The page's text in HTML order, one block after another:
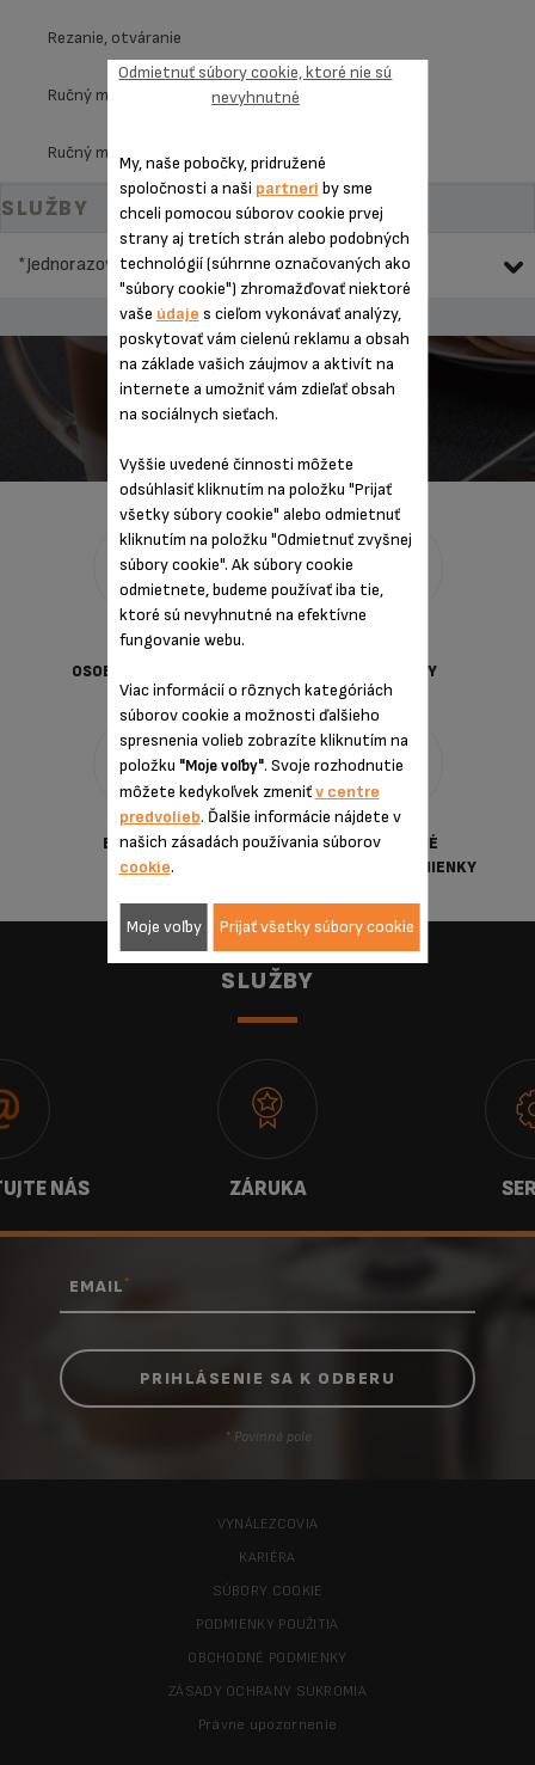
Rezanie, otváranie
Ručný mixér
Ručný mixér
SLUŽBY
*Jednorazová pevná cena opravy
REGISTROVAŤ MÔJ PRODUKT
OCHRANA
OSOBNYCH ÚDAJOV
PODMIENKY
BEZPEČNÁ
PLATBA
VŠEOBECNÉ
OBCHDNÉ PODMIENKY
SLUŽBY
NÁS ZÁRUKA
EMAIL*
* Povinné pole
VYNÁLEZCOVIA
KARIÉRA
SÚBORY COOKIE
PODMIENKY POUŽITIA
OBCHODNÉ PODMIENKY
ZÁSADY OCHRANY SÚKROMIA
Právne upozornenie
My, naše pobočky, pridružené
spoločnosti a naši partneri by sme
chceli pomocou súborov cookie prvej
strany aj tretích strán alebo podobných
technológií (súhrnne označovaných ako
"súbory cookie") zhromažďovať niektoré
vaše údaje s cieľom vykonávať analýzy,
poskytovať vám cielenú reklamu a obsah
na základe vašich záujmov a aktivít na
internete a umožniť vám zdieľať obsah
na sociálnych sieťach.
Vyššie uvedené činnosti môžete
odsúhlasiť kliknutím na položku "Prijať
všetky súbory cookie" alebo odmietnuť
kliknutím na položku "Odmietnuť zvyšnej
súbory cookie". Ak súbory cookie
odmietnete, budeme používať iba tie,
ktoré sú nevyhnutné na efektívne
fungovanie webu.
Viac informácií o rôznych kategóriách
súborov cookie a možnosti ďalšieho
spresnenia volieb zobrazíte kliknutím na
položku "Moje voľby". Svoje rozhodnutie
môžete kedykoľvek zmeniťv centre
predvolieb. Ďalšie informácie nájdete v
našich zásadách používania súborov
cookie.
Odmietnuť súbory cookie, ktoré nie sú
nevyhnutné
Moje voľby Prijať všetky súbory cookie